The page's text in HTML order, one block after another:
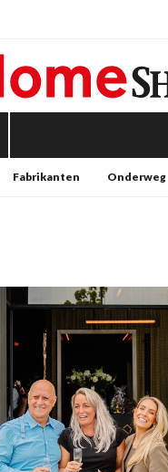
Fabrikanten Onderweg